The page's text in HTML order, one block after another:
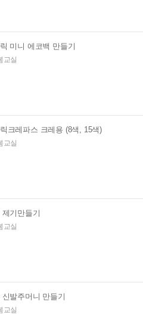
미니 에코백 만들기
교실
크레파스 크레용 (8색, 15색)
교실
기만들기
교실
발주머니 만들기
교실